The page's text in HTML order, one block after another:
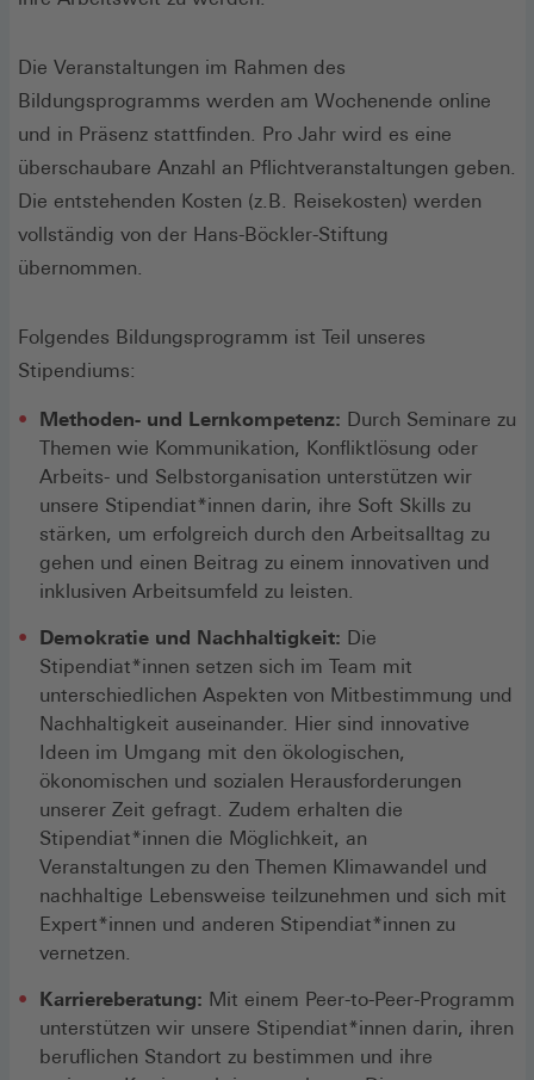
Die Veranstaltungen im Rahmen des
Bildungsprogramms werden am Wochenende online
und in Präsenz stattfinden. Pro Jahr wird es eine
überschaubare Anzahl an Pflichtveranstaltungen geben.
Die entstehenden Kosten (z.B. Reisekosten) werden
vollständig von der Hans-Böckler-Stiftung
übernommen.
Folgendes Bildungsprogramm ist Teil unseres
Stipendiums:
Methoden- und Lernkompetenz: Durch Seminare zu
Themen wie Kommunikation, Konfliktlösung oder
Arbeits- und Selbstorganisation unterstützen wir
unsere Stipendiat*innen darin, ihre Soft Skills zu
stärken, um erfolgreich durch den Arbeitsalltag zu
gehen und einen Beitrag zu einem innovativen und
inklusiven Arbeitsumfeld zu leisten.
Demokratie und Nachhaltigkeit: Die
Stipendiat*innen setzen sich im Team mit
unterschiedlichen Aspekten von Mitbestimmung und
Nachhaltigkeit auseinander. Hier sind innovative
Ideen im Umgang mit den ökologischen,
ökonomischen und sozialen Herausforderungen
unserer Zeit gefragt. Zudem erhalten die
Stipendiat*innen die Möglichkeit, an
Veranstaltungen zu den Themen Klimawandel und
nachhaltige Lebensweise teilzunehmen und sich mit
Expert*innen und anderen Stipendiat*innen zu
vernetzen.
Karriereberatung: Mit einem Peer-to-Peer-Programm
unterstützen wir unsere Stipendiat*innen darin, ihren
beruflichen Standort zu bestimmen und ihre